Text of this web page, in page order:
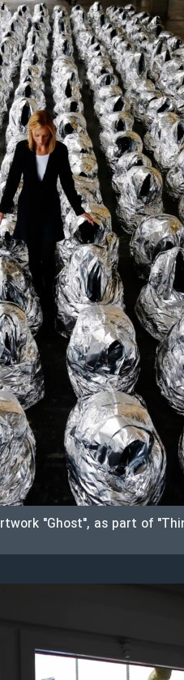
"Ghost", as part of